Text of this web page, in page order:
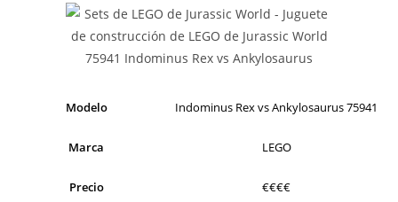
Modelo Indominus Rex vs Ankylosaurus 75941
Marca LEGO
Precio €€€€